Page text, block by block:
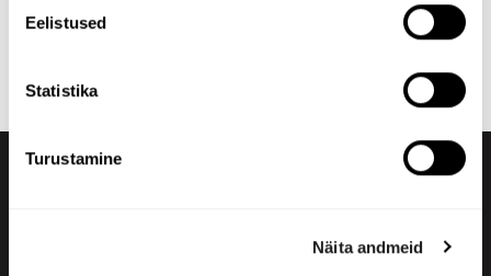
Eelistused
Statistika
Turustamine
Näita andmeid
Tutvuge Maatori rasketehnika valikuga ja leidke oma
vajadustele sobiv toode! Kui te ei leia õiget, võite alati